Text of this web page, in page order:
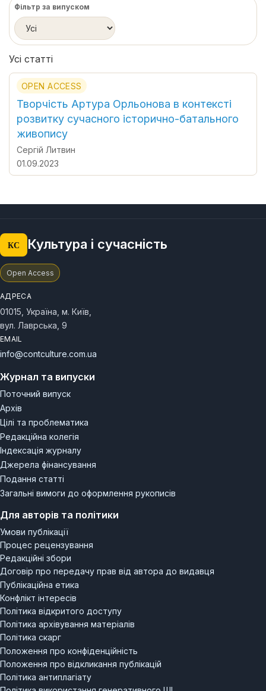
Фільтр за випуском
Усі статті
OPEN ACCESS
Творчість Артура Орльонова в контексті
розвитку сучасного історично-батального
живопису
Сергій Литвин
01.09.2023
КС Культура і сучасність
Open Access
АДРЕСА
01015, Україна, м. Київ,
вул. Лаврська, 9
EMAIL
info@contculture.com.ua
Журнал та випуски
Поточний випуск
Архів
Цілі та проблематика
Редакційна колегія
Індексація журналу
Джерела фінансування
Подання статті
Загальні вимоги до оформлення рукописів
Для авторів та політики
Умови публікації
Процес рецензування
Редакційні збори
Договір про передачу прав від автора до видавця
Публікаційна етика
Конфлікт інтересів
Політика відкритого доступу
Політика архівування матеріалів
Політика скарг
Положення про конфіденційність
Положення про відкликання публікацій
Політика антиплагіату